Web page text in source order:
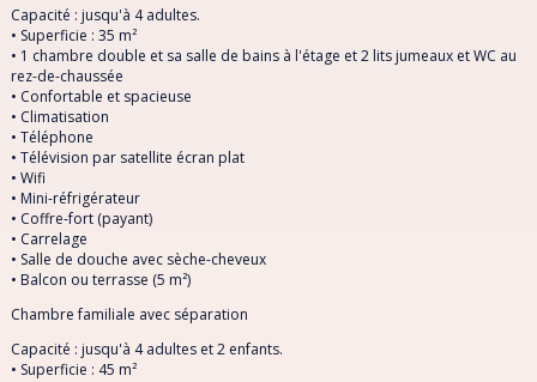
Capacité : jusqu'à 4 adultes.
• Superficie : 35 m²
• 1 chambre double et sa salle de bains à l'étage et 2 lits jumeaux et WC au
rez-de-chaussée
• Confortable et spacieuse
• Climatisation
• Téléphone
• Télévision par satellite écran plat
• Wifi
• Mini-réfrigérateur
• Coffre-fort (payant)
• Carrelage
• Salle de douche avec sèche-cheveux
• Balcon ou terrasse (5 m²)
Chambre familiale avec séparation
Capacité : jusqu'à 4 adultes et 2 enfants.
• Superficie : 45 m²